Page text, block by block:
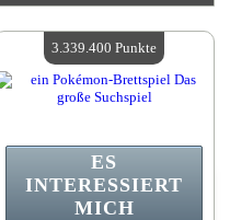
Verfügbare Menge:4
ES
INTERESSIERT
MICH
3.339.400 Punkte